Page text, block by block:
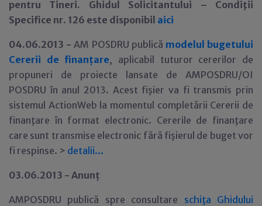
pentru Tineri. Ghidul Solicitantului – Condiţii
Specifice nr. 126 este disponibil aici
04.06.2013 -AM POSDRU publică modelul bugetului
Cererii de finanţare, aplicabil tuturor cererilor de
propuneri de proiecte lansate de AMPOSDRU/OI
POSDRU în anul 2013. Acest fişier va fi transmis prin
sistemul ActionWeb la momentul completării Cererii de
finanţare în format electronic. Cererile de finanţare
care sunt transmise electronic fără fişierul de buget vor
fi respinse. > detalii...
03.06.2013 - Anunţ
AMPOSDRU publică spre consultare schiţa Ghidului